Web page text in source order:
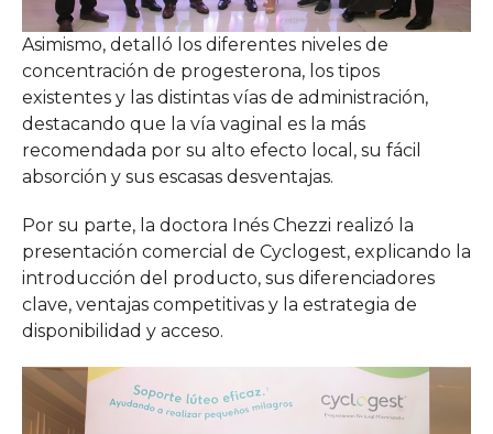
Asimismo, detalló los diferentes niveles de
concentración de progesterona, los tipos
existentes y las distintas vías de administración,
destacando que la vía vaginal es la más
recomendada por su alto efecto local, su fácil
absorción y sus escasas desventajas.
Por su parte, la doctora Inés Chezzi realizó la
presentación comercial de Cyclogest, explicando la
introducción del producto, sus diferenciadores
clave, ventajas competitivas y la estrategia de
disponibilidad y acceso.